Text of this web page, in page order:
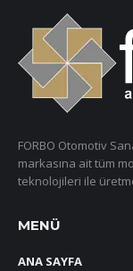
FORBO Otomotiv
markasına ait tüm
teknolojileri ile
MENÜ
ANA SAYFA